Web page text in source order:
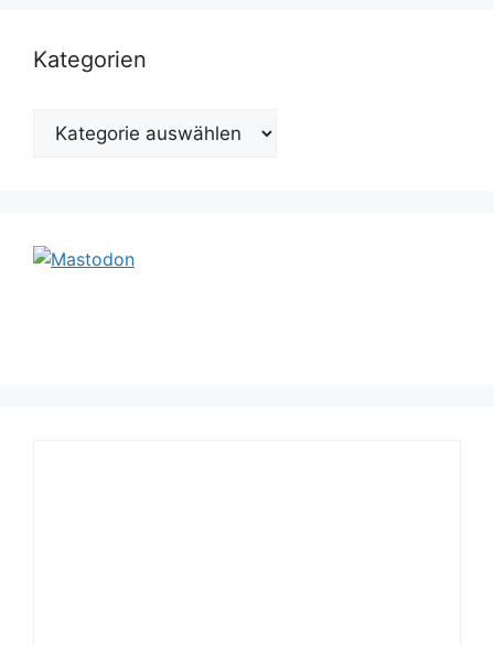
Kategorien
Kategorien